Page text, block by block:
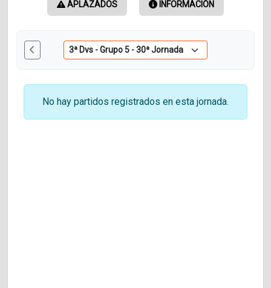
APLAZADOS INFORMACIÓN
No hay partidos registrados en esta jornada.